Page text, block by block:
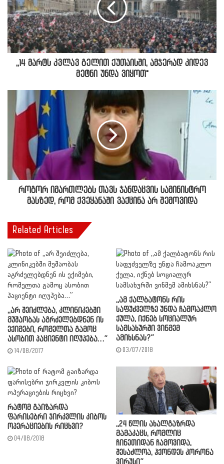
,,14 მარტს კვლავ გელით ქუთაისში, ამჯერად კიდევ
მეტნი უნდა ვიყოთ"
როგორ იმართლებს თავს ჯანდაცვის სამინისტრო
მასზედ, რომ ქვეყანაში ვაქცინა არ შემოვიდა
Related Articles
,,არ შეიძლება, კლინიკებში
მუშაობას აგრძელებდნენ ის
ექიმები, რომელთა გამოც
ასობით პაციენტი იღუპება…”
14/08/2017
,,ამ ქალბატონს რის
საფუძველზე უნდა ჩამოაკლო
ქულა, იქნებ სოციალურ
სამსახურში ვინმემ
ამიხსნას?”
03/07/2018
რატომ გაიზარდა
ფარისებრი ჯირკვლის კიბოს
ოპერაციების რიცხვი?
04/08/2018
,,24 წლის ახალგაზრდა
მამაკაცს, რომლიც
ჩინეთიდან ჩამოვიდა,
შესაძლოა, ჰქონდეს კორონა